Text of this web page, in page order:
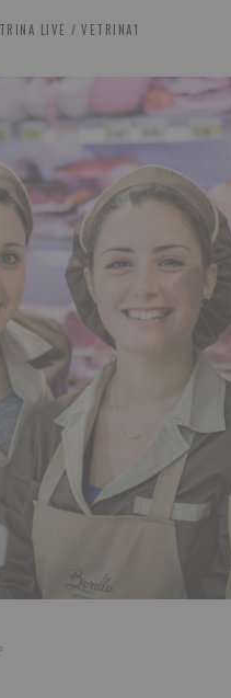
LIVE / VETRINA1